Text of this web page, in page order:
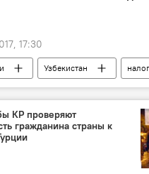
17:30
Узбекистан
налог
Азия
Транспорт
КР проверяют
гражданина страны к